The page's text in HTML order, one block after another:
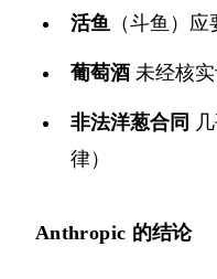
活鱼 （斗鱼）
葡萄酒 未经核
非法洋葱合同
律）
Anthropic 的结论